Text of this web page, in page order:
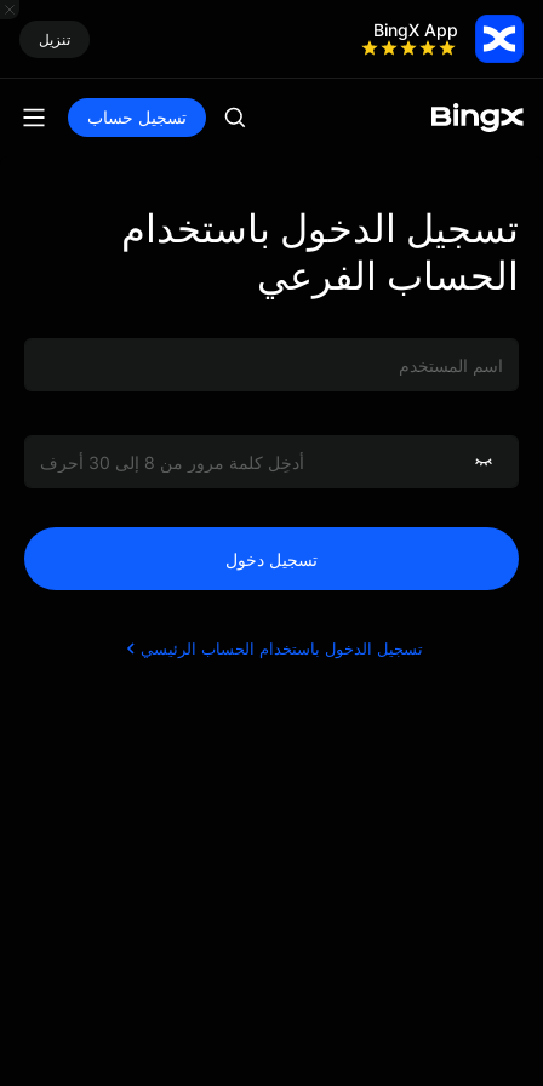
BingX App تنزيل
تسجيل حساب
تسجيل الدخول باستخدام
الحساب الفرعي
تسجيل دخول
تسجيل الدخول باستخدام الحساب الرئيسي